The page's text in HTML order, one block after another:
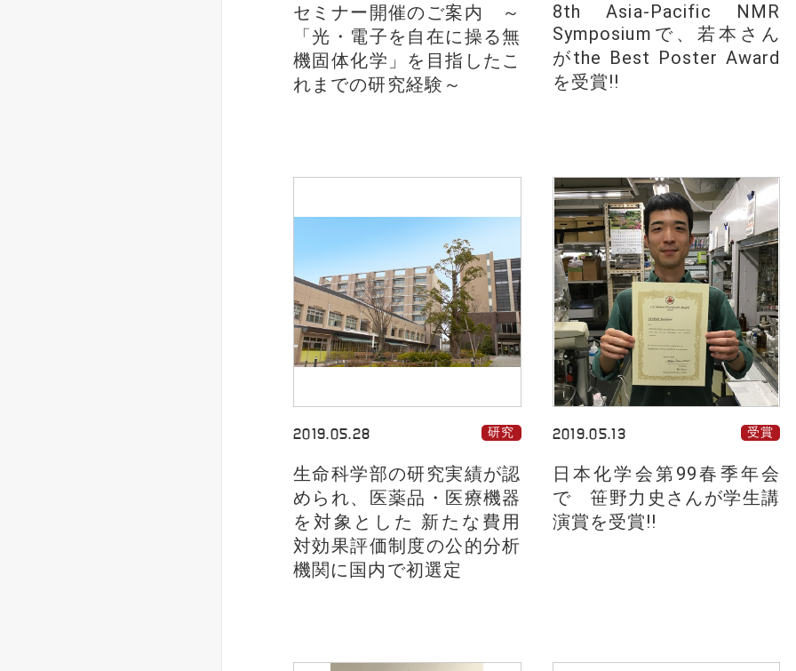
セミナー開催のご案内 ～
「光・電子を自在に操る無
機固体化学」を目指したこ
れまでの研究経験～
8th Asia-Pacific NMR
Symposiumで、若本さん
がthe Best Poster Award
を受賞!!
2019.05.28 研究
生命科学部の研究実績が認
められ、医薬品・医療機器
を対象とした 新たな費用
対効果評価制度の公的分析
機関に国内で初選定
2019.05.13 受賞
日本化学会第99春季年会
で 笹野力史さんが学生講
演賞を受賞!!